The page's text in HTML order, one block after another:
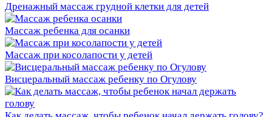
Дренажный массаж грудной клетки для детей
Массаж ребенка для осанки
Массаж при косолапости у детей
Висцеральный массаж ребенку по Огулову